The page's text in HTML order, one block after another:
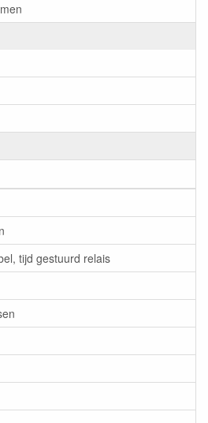
tijd gestuurd relais